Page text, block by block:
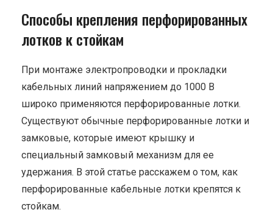
Способы крепления перфорированных
лотков к стойкам
При монтаже электропроводки и прокладки
кабельных линий напряжением до 1000 В
широко применяются перфорированные лотки.
Существуют обычные перфорированные лотки и
замковые, которые имеют крышку и
специальный замковый механизм для ее
удержания. В этой статье расскажем о том, как
перфорированные кабельные лотки крепятся к
стойкам.